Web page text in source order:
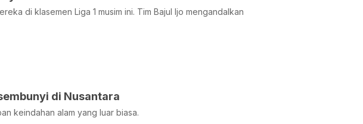
di klasemen Liga 1 musim ini. Tim Bajul Ijo mengandalkan
di Nusantara
keindahan alam yang luar biasa.